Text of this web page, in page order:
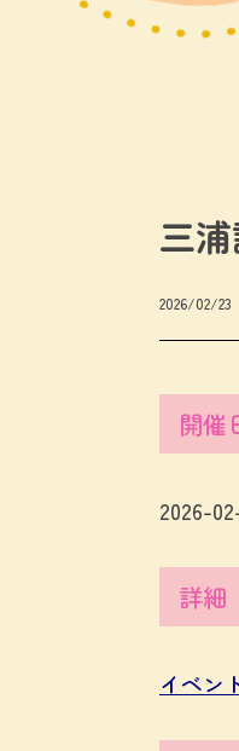
三
2026/02/23
開催
2026-
詳細
イベン